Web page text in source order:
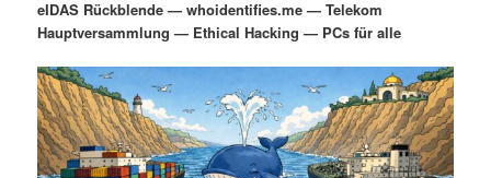
m
ä
r
u
n
d
s
n
a
v
i
g
a
eIDAS Rückblende — whoidentifies.me — Telekom
Hauptversammlung — Ethical Hacking — PCs für alle